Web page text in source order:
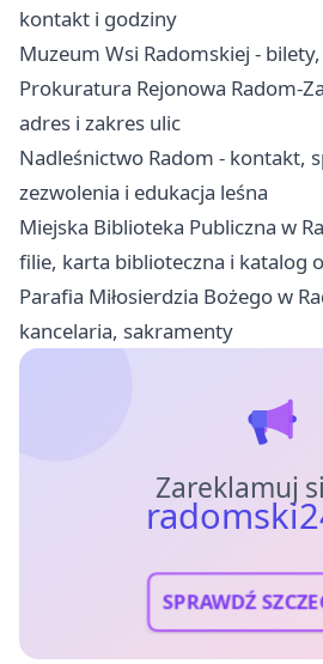
kontakt i godziny
Muzeum Wsi Radomskiej -
Prokuratura Rejonowa Radom-
adres i zakres ulic
Nadleśnictwo Radom - kontakt,
zezwolenia i edukacja leśna
Miejska Biblioteka Publiczna w
filie, karta biblioteczna i katalog
Parafia Miłosierdzia Bożego w
kancelaria, sakramenty
Zareklamuj
SPRAWDŹ